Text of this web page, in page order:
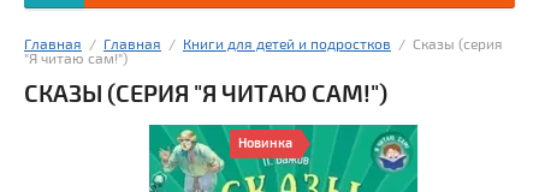
Главная
  /
Главная
  /
Книги для детей и подростков
  /  Сказы (серия
"Я читаю сам!")
СКАЗЫ (СЕРИЯ "Я ЧИТАЮ САМ!")
Новинка